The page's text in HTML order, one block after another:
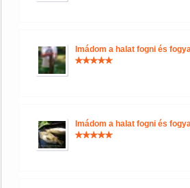
Imádom a halat fogni és
Imádom a halat fogni és